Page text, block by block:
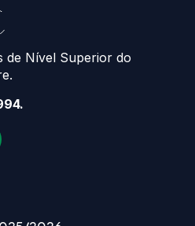
de Nível Superior do